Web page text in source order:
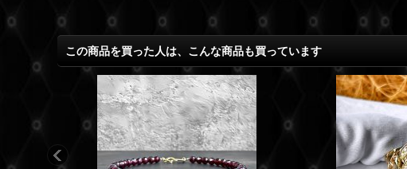
この商品を買った人は、こんな商品も買っています